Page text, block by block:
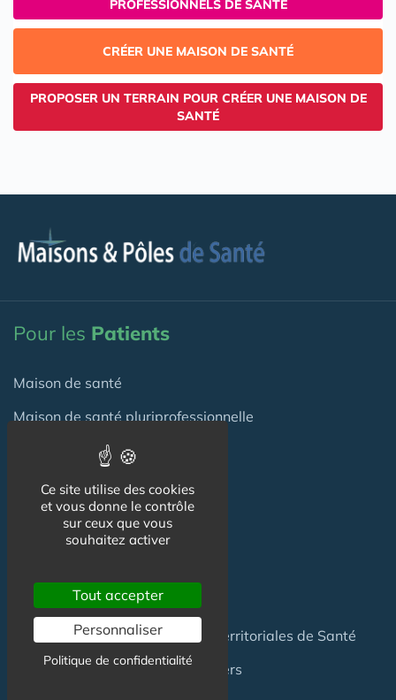
PROFESSIONNELS DE SANTÉ
CRÉER UNE MAISON DE SANTÉ
PROPOSER UN TERRAIN POUR CRÉER UNE MAISON DE
SANTÉ
Pour les Patients
Maison de santé
Maison de santé pluriprofessionnelle
Centre de Santé
Pôle de Santé
Maison sport-santé
Centre de Soins et de Prévention
Communauté Professionnelles Territoriales de Santé
Hotel Patient & Hôtels Hospitaliers
Ce site utilise des cookies
et vous donne le contrôle
sur ceux que vous
souhaitez activer
Tout accepter
Personnaliser
Politique de confidentialité